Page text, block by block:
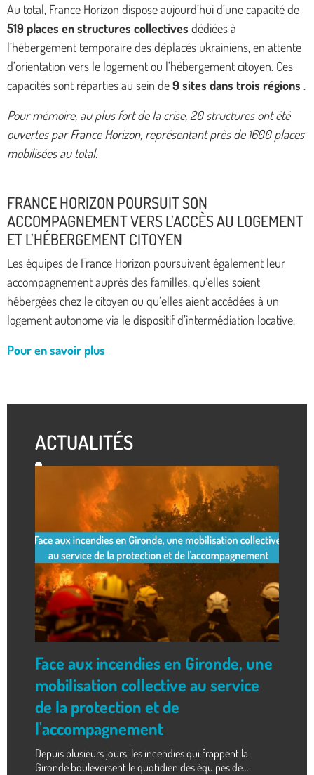
Au total, France Horizon dispose aujourd’hui d’une capacité de
519 places en structures collectives dédiées à
l’hébergement temporaire des déplacés ukrainiens, en attente
d’orientation vers le logement ou l’hébergement citoyen. Ces
capacités sont réparties au sein de9 sites dans trois régions .
Pour mémoire, au plus fort de la crise, 20 structures ont été
ouvertes par France Horizon, représentant près de 1600 places
mobilisées au total.
FRANCE HORIZON POURSUIT SON
ACCOMPAGNEMENT VERS L’ACCÈS AU LOGEMENT
ET L’HÉBERGEMENT CITOYEN
Les équipes de France Horizon poursuivent également leur
accompagnement auprès des familles, qu’elles soient
hébergées chez le citoyen ou qu’elles aient accédées à un
logement autonome via le dispositif d’intermédiation locative.
Pour en savoir plus
ACTUALITÉS
Face aux incendies en Gironde, une
mobilisation collective au service
de la protection et de
l'accompagnement
Depuis plusieurs jours, les incendies qui frappent la
Gironde bouleversent le quotidien des équipes de...